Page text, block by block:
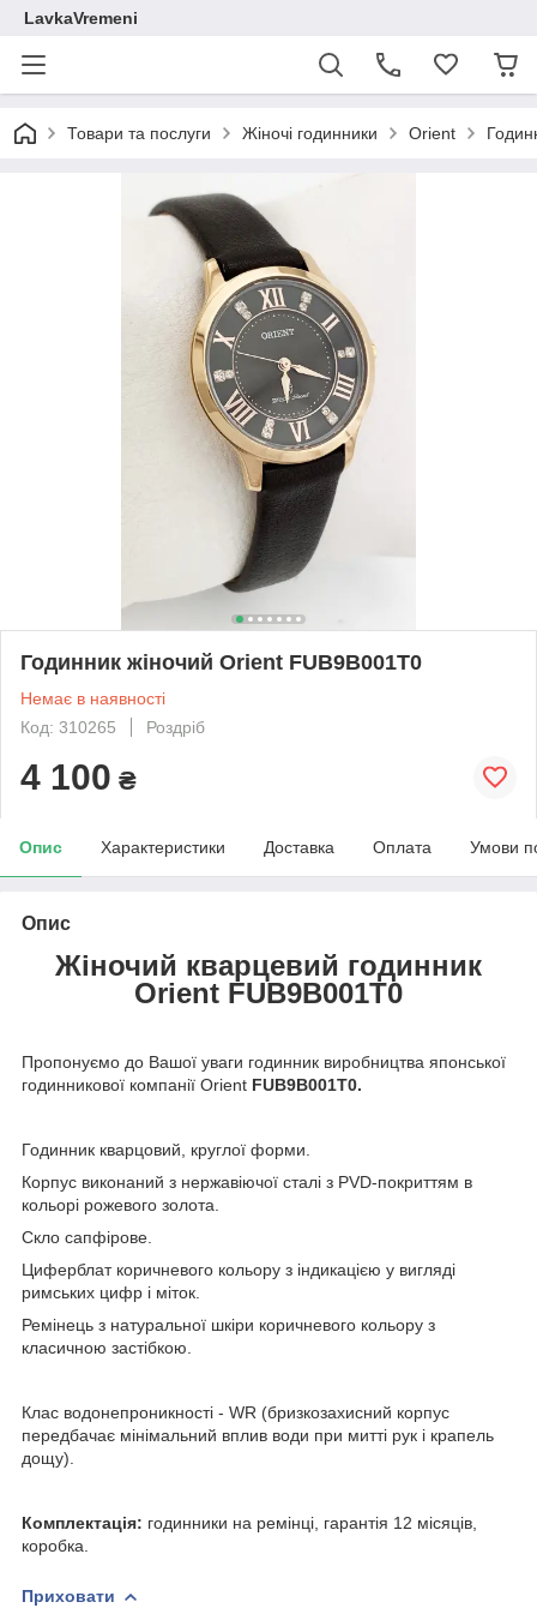
LavkaVremeni
Товари та послуги Жіночі годинники Orient
Годинник жіночий Orient FUB9B001T0
Немає в наявності
Код: 310265
Роздріб
4 100 ₴
Опис Характеристики Доставка Оплата Умови
Опис
Жіночий кварцевий годинник
Orient FUB9B001T0
Пропонуємо до Вашої уваги годинник виробництва японської
годинникової компанії Orient FUB9B001T0.
Годинник кварцовий, круглої форми.
Корпус виконаний з нержавіючої сталі з PVD-покриттям в
кольорі рожевого золота.
Скло сапфірове.
Циферблат коричневого кольору з індикацією у вигляді
римських цифр і міток.
Ремінець з натуральної шкіри коричневого кольору з
класичною застібкою.
Клас водонепроникності - WR (бризкозахисний корпус
передбачає мінімальний вплив води при митті рук і крапель
дощу).
Комплектація: годинники на ремінці, гарантія 12 місяців,
коробка.
Приховати